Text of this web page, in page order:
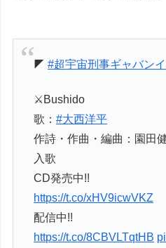
◤#超宇宙刑事ギャバン
⚔️Bushido
歌：#大西洋平
作詩・作曲・編曲：園田
入歌
CD発売中!!
https://t.co/xHV9icwVKZ
配信中!!
https://t.co/8CBVLTqtHB